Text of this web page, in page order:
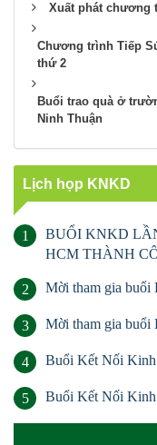
Xuất phát chương
Chương trình Tiếp
thứ 2
Buổi trao quà ở
Ninh Thuận
Lịch họp KNKD
1
BUỔI KNKD
HCM THÀNH
2 Mời tham gia buổi
3 Mời tham gia buổi
4 Buổi Kết Nối Kinh
5 Buổi Kết Nối